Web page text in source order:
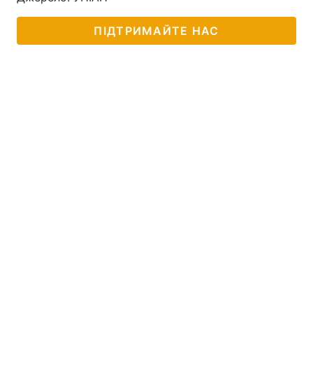
ПІДТРИМАЙТЕ НАС